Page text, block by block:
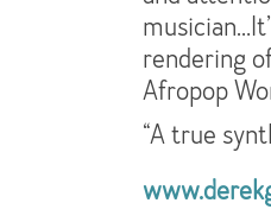
rendering
Afropop
“A true